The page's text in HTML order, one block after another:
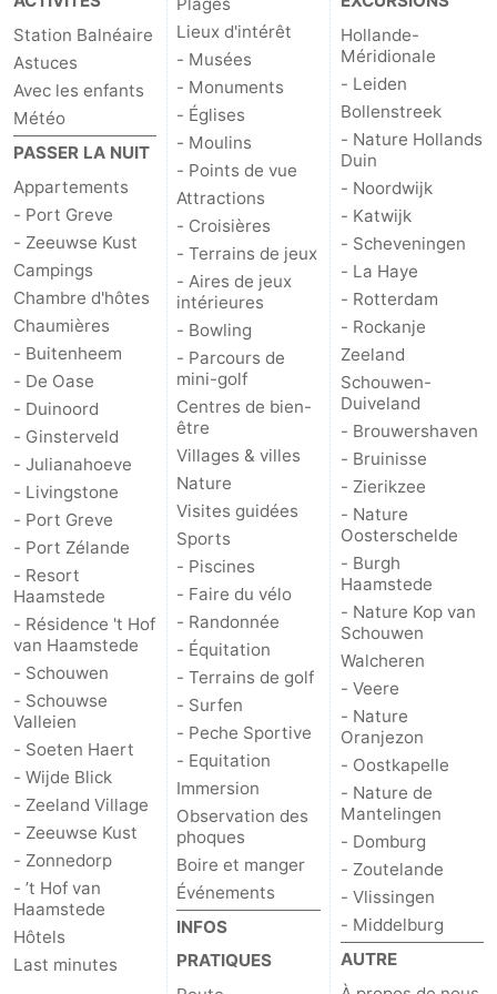
Station Balnéaire
Astuces
Avec les enfants
Météo
PASSER LA NUIT
Appartements
- Port Greve
- Zeeuwse Kust
Campings
Chambre d'hôtes
Chaumières
- Buitenheem
- De Oase
- Duinoord
- Ginsterveld
- Julianahoeve
- Livingstone
- Port Greve
- Port Zélande
- Resort
Haamstede
- Résidence 't Hof
van Haamstede
- Schouwen
- Schouwse
Valleien
- Soeten Haert
- Wijde Blick
- Zeeland Village
- Zeeuwse Kust
- Zonnedorp
- ’t Hof van
Haamstede
Hôtels
Last minutes
Lieux d'intérêt
- Musées
- Monuments
- Églises
- Moulins
- Points de vue
Attractions
- Croisières
- Terrains de jeux
- Aires de jeux
intérieures
- Bowling
- Parcours de
mini-golf
Centres de bien-
être
Villages & villes
Nature
Visites guidées
Sports
- Piscines
- Faire du vélo
- Randonnée
- Équitation
- Terrains de golf
- Surfen
- Peche Sportive
- Equitation
Immersion
Observation des
phoques
Boire et manger
Événements
INFOS
PRATIQUES
Hollande-
Méridionale
- Leiden
Bollenstreek
- Nature Hollands
Duin
- Noordwijk
- Katwijk
- Scheveningen
- La Haye
- Rotterdam
- Rockanje
Zeeland
Schouwen-
Duiveland
- Brouwershaven
- Bruinisse
- Zierikzee
- Nature
Oosterschelde
- Burgh
Haamstede
- Nature Kop van
Schouwen
Walcheren
- Veere
- Nature
Oranjezon
- Oostkapelle
- Nature de
Mantelingen
- Domburg
- Zoutelande
- Vlissingen
- Middelburg
AUTRE